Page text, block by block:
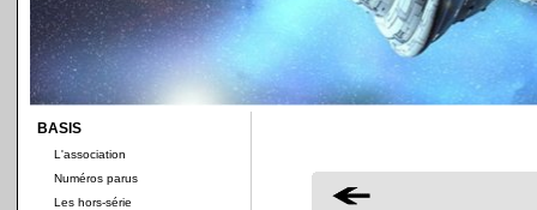
BASIS
L'association
Numéros parus
Les hors-série